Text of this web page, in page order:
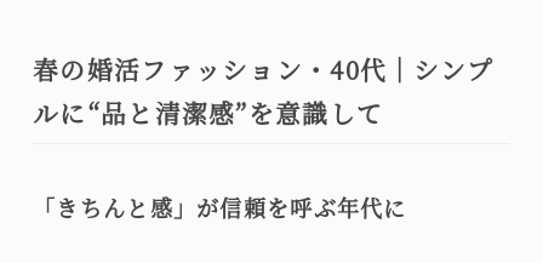
春の婚活ファッション・40代｜シンプ
ルに“品と清潔感”を意識して
「きちんと感」が信頼を呼ぶ年代に